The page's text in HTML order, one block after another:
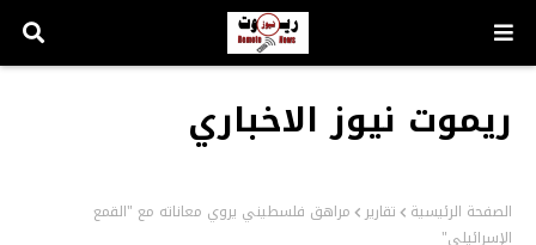
ريموت نيوز الاخباري
الصفحة الرئيسية تقارير
مراهق فلسطيني يروي معاناته مع "القمع
الإسرائيلي"